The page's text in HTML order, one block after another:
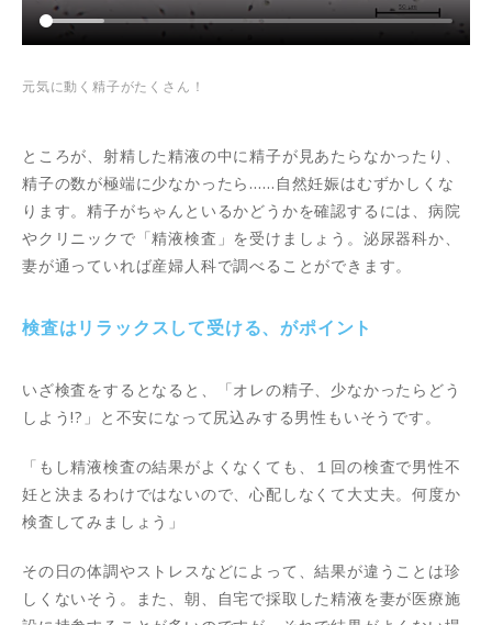
元気に動く精子がたくさん！
ところが、射精した精液の中に精子が見あたらなかったり、
精子の数が極端に少なかったら……自然妊娠はむずかしくな
ります。精子がちゃんといるかどうかを確認するには、病院
やクリニックで「精液検査」を受けましょう。泌尿器科か、
妻が通っていれば産婦人科で調べることができます。
検査はリラックスして受ける、がポイント
いざ検査をするとなると、「オレの精子、少なかったらどう
しよう!?」と不安になって尻込みする男性もいそうです。
「もし精液検査の結果がよくなくても、１回の検査で男性不
妊と決まるわけではないので、心配しなくて大丈夫。何度か
検査してみましょう」
その日の体調やストレスなどによって、結果が違うことは珍
しくないそう。また、朝、自宅で採取した精液を妻が医療施